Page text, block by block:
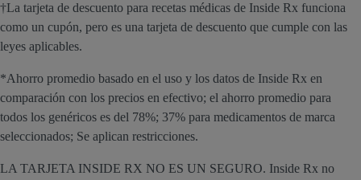
†La tarjeta de descuento para recetas médicas de Inside Rx funciona
como un cupón, pero es una tarjeta de descuento que cumple con las
leyes aplicables.
*Ahorro promedio basado en el uso y los datos de Inside Rx en
comparación con los precios en efectivo; el ahorro promedio para
todos los genéricos es del 78%; 37% para medicamentos de marca
seleccionados; Se aplican restricciones.
LA TARJETA INSIDE RX NO ES UN SEGURO. Inside Rx no